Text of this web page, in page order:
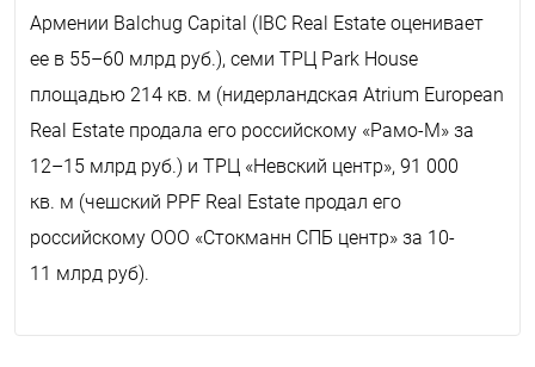
Армении Balchug Capital (IBC Real Estate оценивает
ее в 55–60 млрд руб.), семи ТРЦ Park House
площадью 214 кв. м (нидерландская Atrium European
Real Estate продала его российскому «Рамо-М» за
12–15 млрд руб.) и ТРЦ «Невский центр», 91 000
кв. м (чешский PPF Real Estate продал его
российскому ООО «Стокманн СПБ центр» за 10-
11 млрд руб).